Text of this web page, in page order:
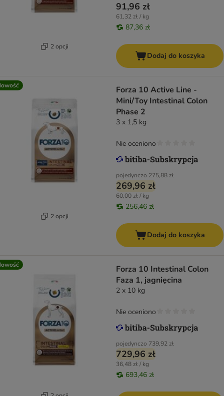
2 opcji
91,96 zł
61,32 zł / kg
87,36 zł
Dodaj do koszyka
2 opcji
Forza 10 Active Line -
Mini/Toy Intestinal Colon
Phase 2
3 x 1,5 kg
pojedynczo 275,88 zł
269,96 zł
60,00 zł / kg
256,46 zł
Nie oceniono
Dodaj do koszyka
Forza 10 Intestinal Colon
Faza 1, jagnięcina
2 x 10 kg
pojedynczo 739,92 zł
729,96 zł
36,48 zł / kg
693,46 zł
Nie oceniono